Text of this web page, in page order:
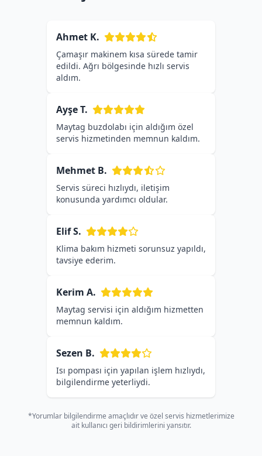
Ahmet K.
Çamaşır makinem kısa sürede tamir
edildi. Ağrı bölgesinde hızlı servis
aldım.
Ayşe T.
Maytag buzdolabı için aldığım özel
servis hizmetinden memnun kaldım.
Mehmet B.
Servis süreci hızlıydı, iletişim
konusunda yardımcı oldular.
Elif S.
Klima bakım hizmeti sorunsuz yapıldı,
tavsiye ederim.
Kerim A.
Maytag servisi için aldığım hizmetten
memnun kaldım.
Sezen B.
Isı pompası için yapılan işlem hızlıydı,
bilgilendirme yeterliydi.
*Yorumlar bilgilendirme amaçlıdır ve özel servis hizmetlerimize
ait kullanıcı geri bildirimlerini yansıtır.